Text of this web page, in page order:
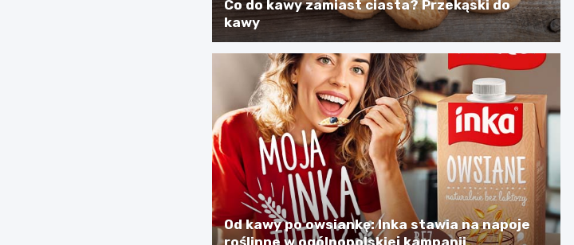
Co do kawy zamiast ciasta? Przekąski do
kawy
Od kawy po owsiankę: Inka stawia na napoje